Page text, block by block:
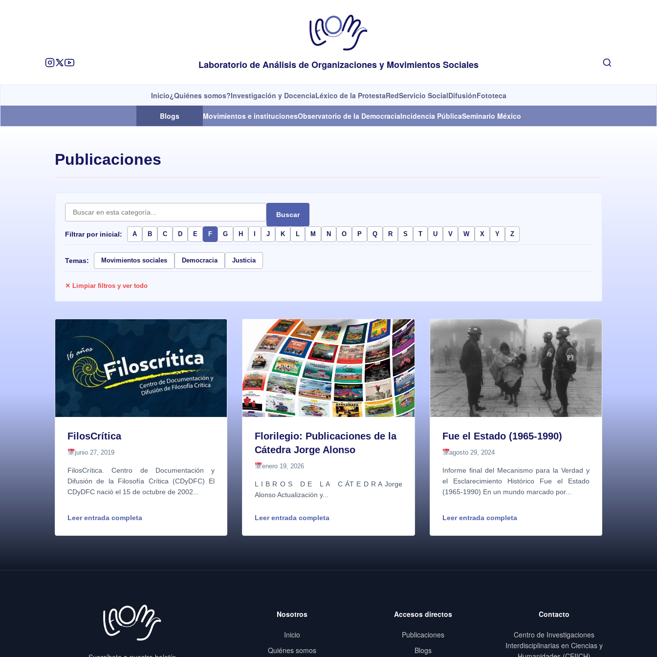
Laboratorio de Análisis de Organizaciones y Movimientos Sociales
Inicio¿Quiénes somos?Investigación y DocenciaLéxico de la ProtestaRedServicio SocialDifusiónFototeca
Blogs Movimientos e institucionesObservatorio de la DemocraciaIncidencia PúblicaSeminario México
Publicaciones
Buscar
Filtrar por inicial: A B C D E F G H I J K L M N O P Q R S T U V W X Y Z
Temas: Movimientos sociales Democracia Justicia
✕ Limpiar filtros y ver todo
FilosCrítica
junio 27, 2019
FilosCrítica. Centro de Documentación y
Difusión de la Filosofía Crítica (CDyDFC) El
CDyDFC nació el 15 de octubre de 2002...
Leer entrada completa
Florilegio: Publicaciones de la
Cátedra Jorge Alonso
enero 19, 2026
L I B R O S D E L A C ÁT E D R A Jorge
Alonso Actualización y...
Leer entrada completa
Fue el Estado (1965-1990)
agosto 29, 2024
Informe final del Mecanismo para la Verdad y
el Esclarecimiento Histórico Fue el Estado
(1965-1990) En un mundo marcado por...
Leer entrada completa
Nosotros
Inicio
Quiénes somos
Accesos directos
Publicaciones
Blogs
Contacto
Centro de Investigaciones
Interdisciplinarias en Ciencias y